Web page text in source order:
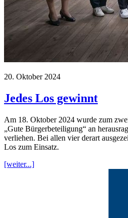
20. Oktober 2024
Jedes Los gewinnt
Am 18. Oktober 2024 wurde zum
„Gute Bürgerbeteiligung“ an
verliehen. Bei allen vier derart
Los zum Einsatz.
[weiter...]